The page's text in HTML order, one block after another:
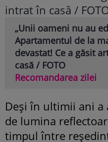
„Unii oameni nu au
Apartamentul de la
devastat! Ce a găsit
casă / FOTO
Recomandarea zilei
Deși în ultimii ani a
de lumina
timpul între